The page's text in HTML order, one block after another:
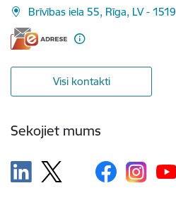
Brīvības iela 55, Rīga, LV - 1519
Visi kontakti
Sekojiet mums